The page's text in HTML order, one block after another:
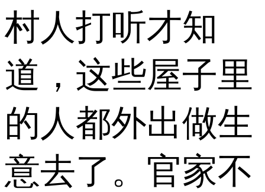
村人打听才知
道，这些屋子里
的人都外出做生
意去了。官家不